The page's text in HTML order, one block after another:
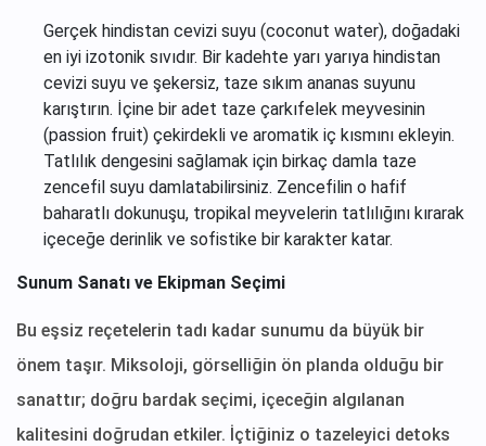
Gerçek hindistan cevizi suyu (coconut water), doğadaki
en iyi izotonik sıvıdır. Bir kadehte yarı yarıya hindistan
cevizi suyu ve şekersiz, taze sıkım ananas suyunu
karıştırın. İçine bir adet taze çarkıfelek meyvesinin
(passion fruit) çekirdekli ve aromatik iç kısmını ekleyin.
Tatlılık dengesini sağlamak için birkaç damla taze
zencefil suyu damlatabilirsiniz. Zencefilin o hafif
baharatlı dokunuşu, tropikal meyvelerin tatlılığını kırarak
içeceğe derinlik ve sofistike bir karakter katar.
Sunum Sanatı ve Ekipman Seçimi
Bu eşsiz reçetelerin tadı kadar sunumu da büyük bir
önem taşır. Miksoloji, görselliğin ön planda olduğu bir
sanattır; doğru bardak seçimi, içeceğin algılanan
kalitesini doğrudan etkiler. İçtiğiniz o tazeleyici detoks